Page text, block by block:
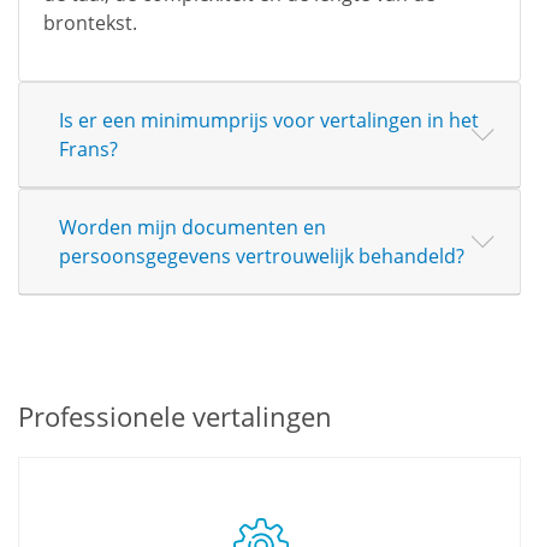
brontekst.
Is er een minimumprijs voor vertalingen in het
Frans?
Worden mijn documenten en
persoonsgegevens vertrouwelijk behandeld?
Professionele vertalingen